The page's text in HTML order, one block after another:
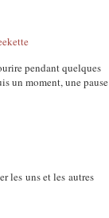
pendant quelques
un moment, une pause
les uns et les autres